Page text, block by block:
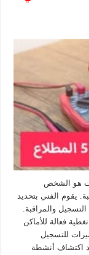
هو الشخص
يقوم الفني بتحديد
التسجيل والمراقبة.
فعالة للأماكن
للتسجيل
اكتشاف أنشطة